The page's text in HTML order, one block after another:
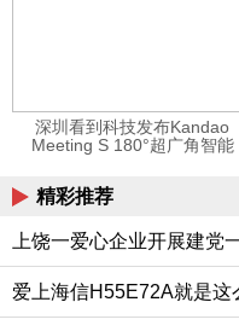
深圳看到科技发布Kandao
Meeting S 180°超广角智能
精彩推荐
上饶一爱心企业开展建党
爱上海信H55E72A就是这